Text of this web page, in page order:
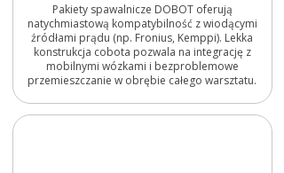
Pakiety spawalnicze DOBOT oferują
natychmiastową kompatybilność z wiodącymi
źródłami prądu (np. Fronius, Kemppi). Lekka
konstrukcja cobota pozwala na integrację z
mobilnymi wózkami i bezproblemowe
przemieszczanie w obrębie całego warsztatu.